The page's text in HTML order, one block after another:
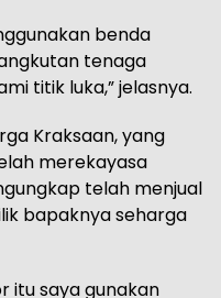
benda
tenaga
titik luka,” jelasnya.
Kraksaan, yang
merekayasa
telah menjual
bapaknya seharga
itu saya gunakan